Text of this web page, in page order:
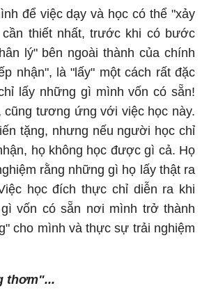
để việc dạy và học có thể "xảy
thiết nhất, trước khi có bước
lý" bên ngoài thành của chính
nhận", là "lấy" một cách rất đặc
lấy những gì mình vốn có sẵn!
cũng tương ứng với việc học này.
tặng, nhưng nếu người học chỉ
họ không học được gì cả. Họ
rằng những gì họ lấy thật ra
học đích thực chỉ diễn ra khi
vốn có sẵn nơi mình trở thành
cho mình và thực sự trải nghiệm
thơm"...